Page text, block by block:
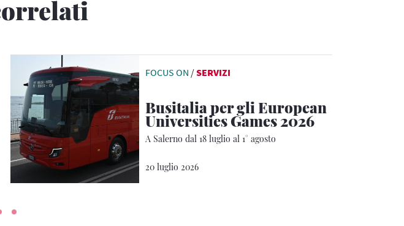
FOCUS ON /SERVIZI
Busitalia per gli European
Universities Games 2026
A Salerno dal 18 luglio al 1° agosto
20 luglio 2026